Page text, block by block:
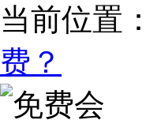
当前位置：
费？